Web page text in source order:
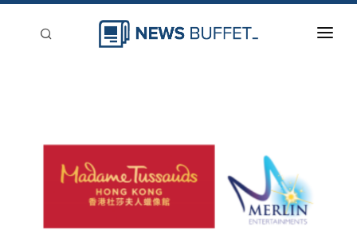
刊登